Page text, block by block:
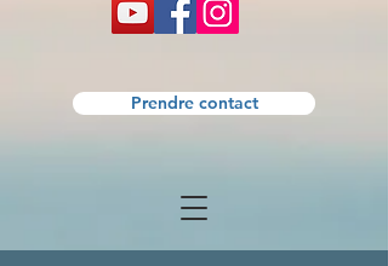
Prendre contact